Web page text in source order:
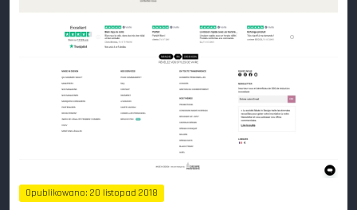
Opublikowano: 20 listopad 2018